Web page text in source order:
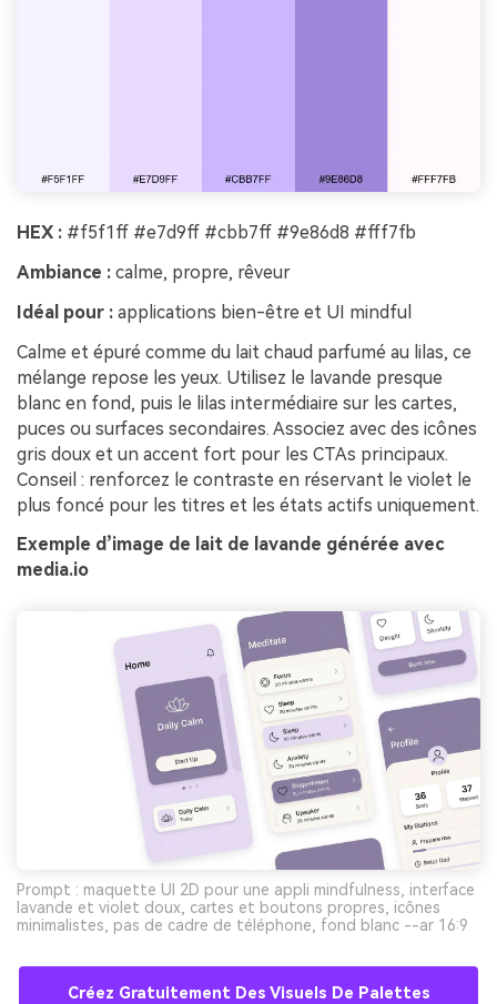
HEX : #f5f1ff #e7d9ff #cbb7ff #9e86d8 #fff7fb
Ambiance : calme, propre, rêveur
Idéal pour : applications bien-être et UI mindful
Calme et épuré comme du lait chaud parfumé au lilas, ce
mélange repose les yeux. Utilisez le lavande presque
blanc en fond, puis le lilas intermédiaire sur les cartes,
puces ou surfaces secondaires. Associez avec des icônes
gris doux et un accent fort pour les CTAs principaux.
Conseil : renforcez le contraste en réservant le violet le
plus foncé pour les titres et les états actifs uniquement.
Exemple d’image de lait de lavande générée avec
media.io
Prompt : maquette UI 2D pour une appli mindfulness, interface
lavande et violet doux, cartes et boutons propres, icônes
minimalistes, pas de cadre de téléphone, fond blanc --ar 16:9
Créez Gratuitement Des Visuels De Palettes